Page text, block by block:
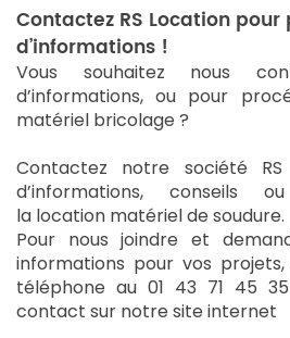
Contactez RS Location pour
d’informations !
Vous souhaitez nous
d’informations, ou pour
matériel bricolage ?
Contactez notre société
d’informations, conseils
la location matériel de soudure.
Pour nous joindre et
informations pour vos
téléphone au 01 43 71 45
contact sur notre site internet